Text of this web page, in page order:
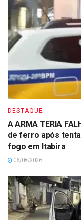
DESTAQUE
A ARMA TERIA
de ferro após
fogo em Itabira
06/08/2026